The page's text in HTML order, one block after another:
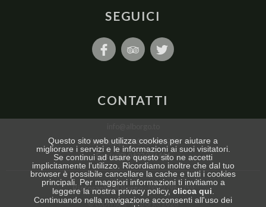
SEGUICI
CONTATTI
Telefono (+39) 0437 926755
Fax (+39) 0437 926411
Ristorante al Borgo 00797960259
© copyright Al Borgo 2026
Questo sito web utilizza cookies per aiutare a
migliorare i servizi e le informazioni ai suoi visitatori.
Se continui ad usare questo sito ne accetti
implicitamente l'utilizzo. Ricordiamo inoltre che dal tuo
browser è possibile cancellare la cache e tutti i cookies
principali. Per maggiori informazioni ti invitiamo a
leggere la nostra privacy policy, clicca qui
Continuando nella navigazione acconsenti all'uso dei